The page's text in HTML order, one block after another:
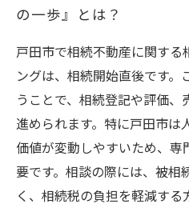
戸田市で相続不動産を
るための最後のポイント
戸田市における相続不
成功の秘訣とは？
戸田市での相続トラブ
タイミングと実践アド
の一歩』とは？
戸田市で相続不動産に関する
ングは、相続開始直後です。
うことで、相続登記や評価、
進められます。特に戸田市は
価値が変動しやすいため、
要です。相談の際には、被相
く、相続税の負担を軽減す